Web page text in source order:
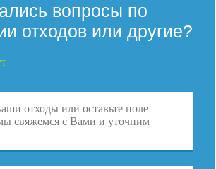
вопросы по
отходов или другие?